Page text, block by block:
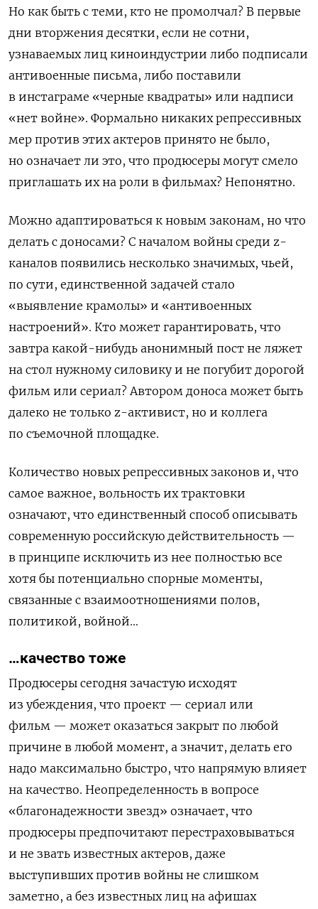
Но как быть с теми, кто не промолчал? В первые
дни вторжения десятки, если не сотни,
узнаваемых лиц киноиндустрии либо подписали
антивоенные письма, либо поставили
в инстаграме «черные квадраты» или надписи
«нет войне». Формально никаких репрессивных
мер против этих актеров принято не было,
но означает ли это, что продюсеры могут смело
приглашать их на роли в фильмах? Непонятно.
Можно адаптироваться к новым законам, но что
делать с доносами? С началом войны среди z-
каналов появились несколько значимых, чьей,
по сути, единственной задачей стало
«выявление крамолы» и «антивоенных
настроений». Кто может гарантировать, что
завтра какой-нибудь анонимный пост не ляжет
на стол нужному силовику и не погубит дорогой
фильм или сериал? Автором доноса может быть
далеко не только z-активист, но и коллега
по съемочной площадке.
Количество новых репрессивных законов и, что
самое важное, вольность их трактовки
означают, что единственный способ описывать
современную российскую действительность —
в принципе исключить из нее полностью все
хотя бы потенциально спорные моменты,
связанные с взаимоотношениями полов,
политикой, войной…
…качество тоже
Продюсеры сегодня зачастую исходят
из убеждения, что проект — сериал или
фильм — может оказаться закрыт по любой
причине в любой момент, а значит, делать его
надо максимально быстро, что напрямую влияет
на качество. Неопределенность в вопросе
«благонадежности звезд» означает, что
продюсеры предпочитают перестраховываться
и не звать известных актеров, даже
выступивших против войны не слишком
заметно, а без известных лиц на афишах